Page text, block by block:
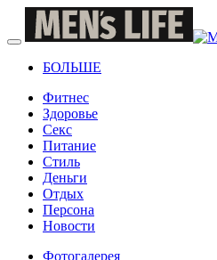
БОЛЬШЕ
Фитнес
Здоровье
Секс
Питание
Стиль
Деньги
Отдых
Персона
Новости
Фотогалерея